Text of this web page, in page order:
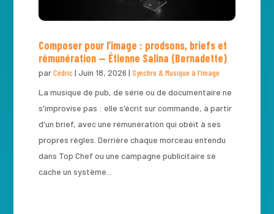
Composer pour l’image : prodsons, briefs et
rémunération — Étienne Salina (Bernadette)
parCédric| Juin 18, 2026 | Synchro & Musique à l’image
La musique de pub, de série ou de documentaire ne
s'improvise pas : elle s'écrit sur commande, à partir
d'un brief, avec une rémunération qui obéit à ses
propres règles. Derrière chaque morceau entendu
dans Top Chef ou une campagne publicitaire se
cache un système...